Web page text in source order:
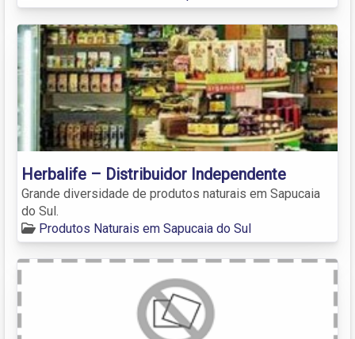
Herbalife – Distribuidor Independente
Grande diversidade de produtos naturais em Sapucaia
do Sul.
Produtos Naturais em Sapucaia do Sul